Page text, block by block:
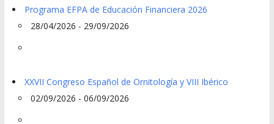
Programa EFPA de Educación Financiera 2026
28/04/2026 - 29/09/2026
XXVII Congreso Español de Ornitología y VIII Ibérico
02/09/2026 - 06/09/2026